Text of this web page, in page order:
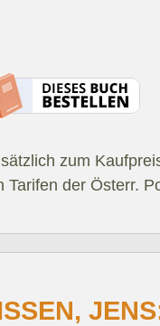
zum
Tarifen der Österr.